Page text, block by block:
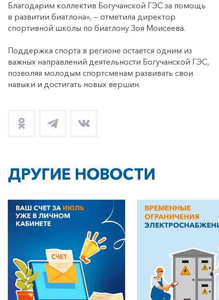
+7-800-700-24-57
Заказать обратный звонок
Частным клиентам
Корпоративным клиентам
Благодарим коллектив Богучанской ГЭС за помощь
в развитии биатлона», — отметила директор
спортивной школы по биатлону Зоя Моисеева.
Поддержка спорта в регионе остается одним из
важных направлений деятельности Богучанской ГЭС,
позволяя молодым спортсменам развивать свои
навыки и достигать новых вершин.
ДРУГИЕ НОВОСТИ